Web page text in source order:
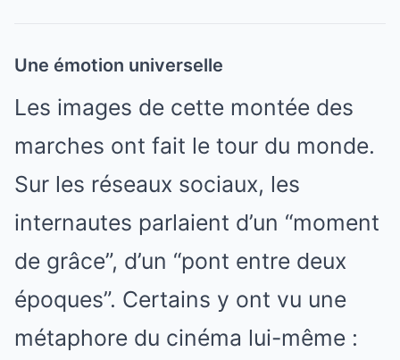
Une émotion universelle
Les images de cette montée des
marches ont fait le tour du monde.
Sur les réseaux sociaux, les
internautes parlaient d’un “moment
de grâce”, d’un “pont entre deux
époques”. Certains y ont vu une
métaphore du cinéma lui-même :